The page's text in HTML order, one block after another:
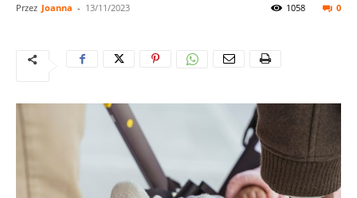
Przez Joanna - 13/11/2023 0
1058